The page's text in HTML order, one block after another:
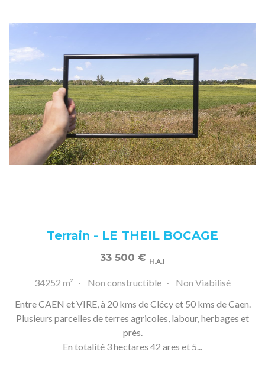
Terrain - LE THEIL BOCAGE
33 500 € H.A.I
34252 m² Non constructible
Non Viabilisé
Entre CAEN et VIRE, à 20 kms de Clécy et 50 kms de Caen.
Plusieurs parcelles de terres agricoles, labour, herbages et
près.
En totalité 3 hectares 42 ares et 5...